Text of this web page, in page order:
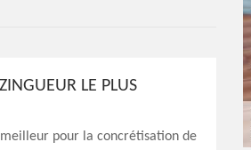
LE PLUS
pour la concrétisation de